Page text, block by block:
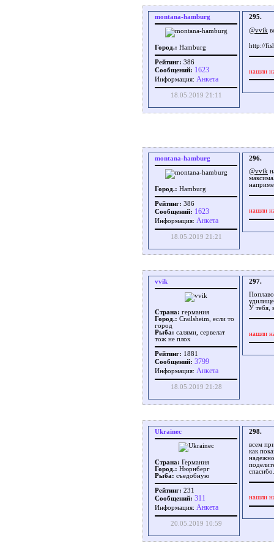
montana-hamburg
Город.: Hamburg
Рейтинг: 386
Сообщений: 1623
Информация: Aнкета
18.05.2019 21:11
295.
@vvik
http://
нашли
montana-hamburg
Город.: Hamburg
Рейтинг: 386
Сообщений: 1623
Информация: Aнкета
18.05.2019 21:21
296.
@vvik
нашли
vvik
Страна: германия
Город.: Crailsheim, если то
город
Рыба: салями, сервелат
тож не плох
Рейтинг: 1881
Сообщений: 3799
Информация: Aнкета
18.05.2019 21:28
297.
У тебя,
нашли
Ukrainec
Страна: Германия
Город.: Нюрнберг
Рыба: съедобную
Рейтинг: 231
Сообщений: 311
Информация: Aнкета
20.05.2019 10:59
298.
всем
как
спасибо.
нашли